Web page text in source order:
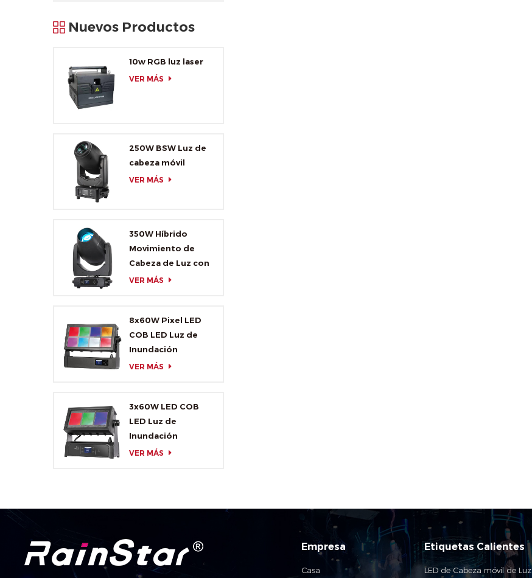
Nuevos Productos
10w RGB luz laser
VER MÁS
250W BSW Luz de
cabeza móvil
VER MÁS
350W Híbrido
Movimiento de
Cabeza de Luz con
CMY y CTO
VER MÁS
8x60W Pixel LED
COB LED Luz de
Inundación
VER MÁS
3x60W LED COB
LED Luz de
Inundación
VER MÁS
Empresa
Casa
Etiquetas Calientes
LED de Cabeza móvil de Luz